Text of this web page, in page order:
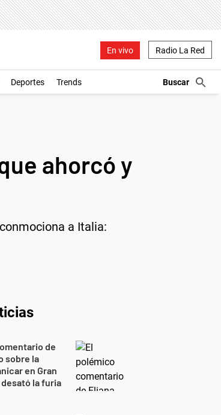
En vivo Radio La Red
Deportes Trends
ahorcó y
a Italia:
de
sobre la
en Gran
la furia